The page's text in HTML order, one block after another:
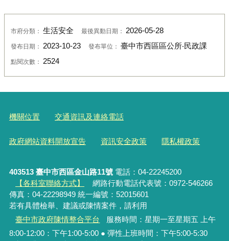
市府分類： 生活安全 最後異動日期： 2026-05-28
發布日期： 2023-10-23 發布單位： 臺中市西區區公所‧民政課
點閱次數： 2524
機關位置 交通資訊及連絡電話
政府網站資料開放宣告 資訊安全政策 隱私權政策
403513 臺中市西區金山路11號電話：04-22245200
【各科室聯絡方式】
網路行動電話代表號：0972-546266
傳真：04-22298949 統一編號：52015601
若有具體檢舉、建議或陳情案件，請利用
臺中市政府陳情整合平台
服務時間：星期一至星期五 上午
8:00-12:00：下午1:00-5:00 ● 彈性上班時間：下午5:00-5:30